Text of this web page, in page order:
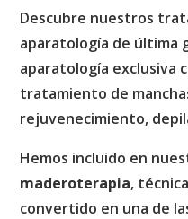
Descubre nuestros
aparatología de última
aparatología exclusiva
tratamiento de
rejuvenecimiento,
Hemos incluido en
maderoterapia,
convertido en una de